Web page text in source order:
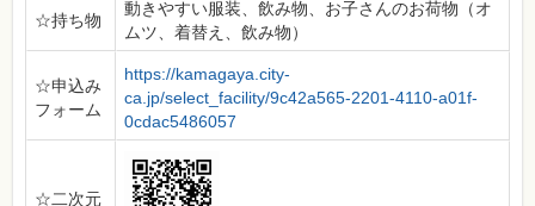
☆持ち物
動きやすい服装、飲み物、お子さんのお荷物（オ
ムツ、着替え、飲み物）
☆申込み
フォーム
https://kamagaya.city-
ca.jp/select_facility/9c42a565-2201-4110-a01f-
0cdac5486057
☆二次元